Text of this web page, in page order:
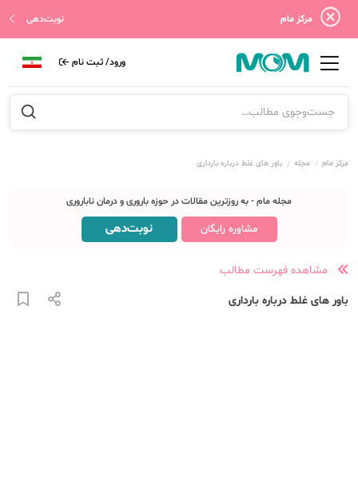
مرکز مام نوبت‌دهی
ورود/ ثبت نام
مرکز مام مجله باور های غلط درباره بارداری
مجله مام - به روزترین مقالات در حوزه باروری و درمان ناباروری
مشاوره رایگان نوبت‌دهی
مشاهده فهرست مطالب
باور های غلط درباره بارداری